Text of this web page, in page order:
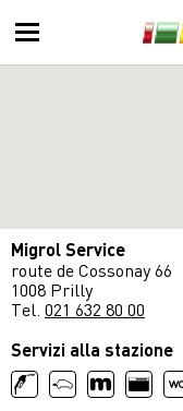
Migrol Service
route de Cossonay 66
1008 Prilly
Tel. 021 632 80 00
Servizi alla stazione